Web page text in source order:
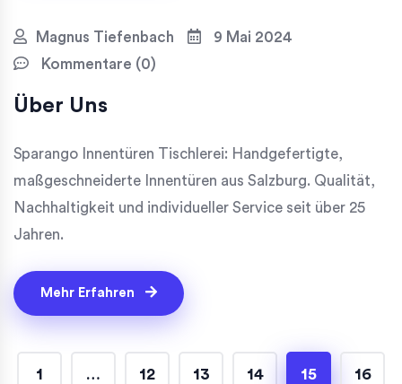
Magnus Tiefenbach
9 Mai 2024
Kommentare (0)
Über Uns
Sparango Innentüren Tischlerei: Handgefertigte,
maßgeschneiderte Innentüren aus Salzburg. Qualität,
Nachhaltigkeit und individueller Service seit über 25
Jahren.
Mehr Erfahren
1 … 12 13 14 15 16